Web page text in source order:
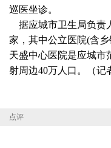
巡医坐诊。
据应城市卫生局负责
家，其中公立医院(含乡
天盛中心医院是应城市
射周边40万人口。（记
点评